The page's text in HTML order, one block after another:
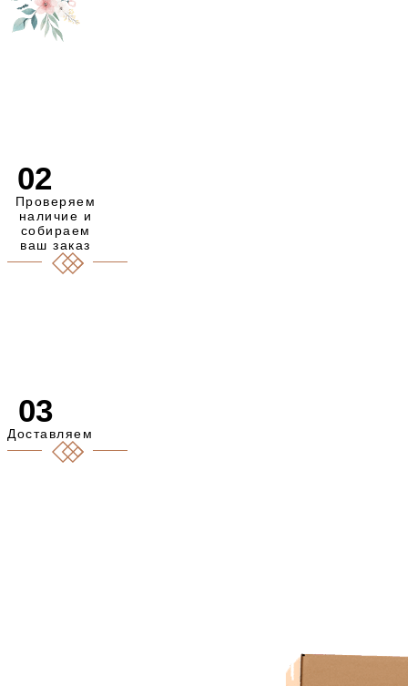
02
Проверяем
наличие и
собираем
ваш заказ
03
Доставляем